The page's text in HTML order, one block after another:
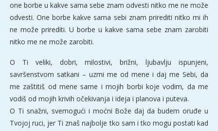
one borbe u kakve sama sebe znam odvesti nitko me ne može
odvesti. One borbe kakve sama sebi znam prirediti nitko mi ih
ne može prirediti. U borbe u kakve sama sebe znam zarobiti
nitko me ne može zarobiti.
O Ti veliki, dobri, milostivi, brižni, ljubavlju ispunjeni,
savršenstvom satkani – uzmi me od mene i daj me Sebi, da
me zaštitiš od mene same i mojih borbi koje vodim, da me
vodiš od mojih krivih očekivanja i ideja i planova i puteva.
O Ti snažni, svemogući i moćni Bože daj da budem oruđe u
Tvojoj ruci, jer Ti znaš najbolje tko sam i tko mogu postati kad